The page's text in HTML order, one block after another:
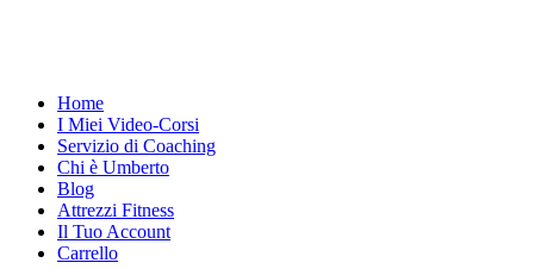
Home
I Miei Video-Corsi
Servizio di Coaching
Chi è Umberto
Blog
Attrezzi Fitness
Il Tuo Account
Carrello